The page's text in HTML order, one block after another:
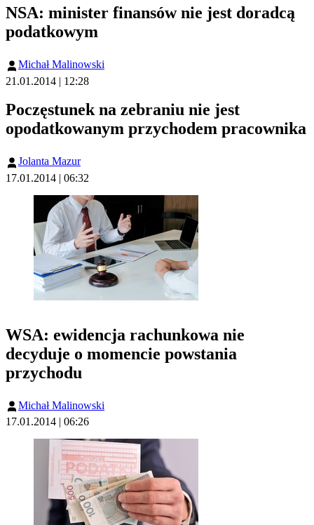
NSA: minister finansów nie jest doradcą
podatkowym
Michał Malinowski
21.01.2014 | 12:28
Poczęstunek na zebraniu nie jest
opodatkowanym przychodem pracownika
Jolanta Mazur
17.01.2014 | 06:32
WSA: ewidencja rachunkowa nie
decyduje o momencie powstania
przychodu
Michał Malinowski
17.01.2014 | 06:26